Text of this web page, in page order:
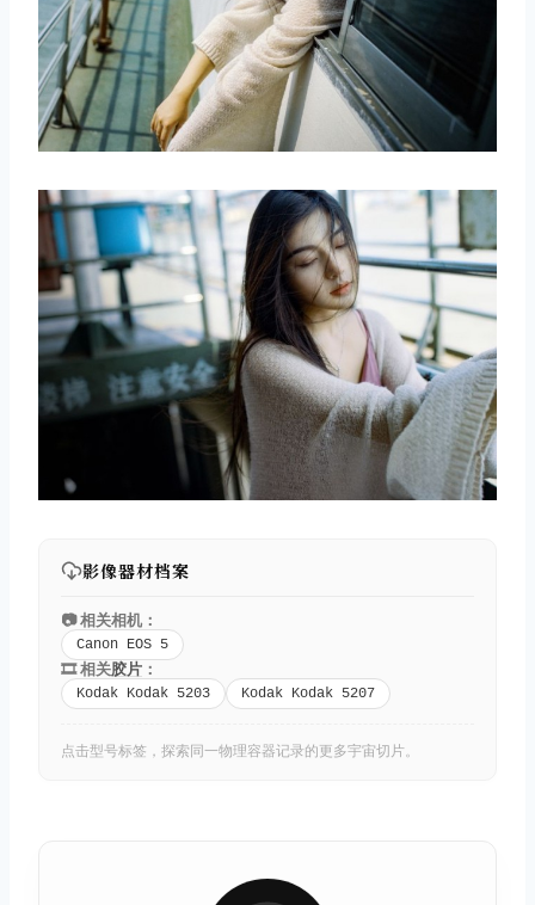
影像器材档案
📷 相关相机：
Canon EOS 5
🎞️ 相关胶片 ：
Kodak Kodak 5203 Kodak Kodak 5207
点击型号标签，探索同一物理容器记录的更多宇宙切片。